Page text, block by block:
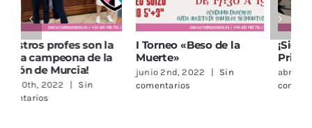
¡Sigue la Escuela de
Primavera Duochess!
abril 20th, 2022
comentarios
¡Bienvenidos a la nueva
web de Duochess!
junio 16th, 2023
comentarios